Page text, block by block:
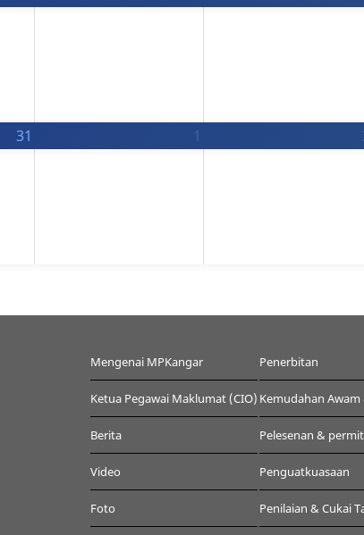
31 1
Mengenai MPKangar
Ketua Pegawai Maklumat (CIO)
Berita
Video
Foto
Penerbitan
Kemudahan
Pelesenan & permit
Penguatkuasaan
Penilaian & Cukai